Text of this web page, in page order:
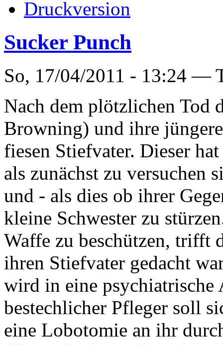
Sucker Punch
So, 17/04/2011 - 13:24 —
Nach dem plötzlichen
Browning) und ihre
fiesen Stiefvater. Dieser
als zunächst zu versuchen
und - als dies ob ihrer
kleine Schwester zu
Waffe zu beschützen, trifft
ihren Stiefvater gedacht
wird in eine psychiatrische
bestechlicher Pfleger soll
eine Lobotomie an ihr